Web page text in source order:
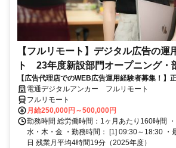
【フルリモート】デジタル広告の運
ト 23年度新設部門オープニング・
【広告代理店でのWEB広告運用経験者募集！】
G／全国×完全在宅／年休126日・土日祝休み／残
電通デジタルアンカー フルリモート
フルリモート
月給250,000円～500,000円
勤務時間 総労働時間：1ヶ月あたり160時間
水・木・金 ・勤務時間： [1] 09:30～18:30 ・
日 残業月平均4時間19分（2025年度）